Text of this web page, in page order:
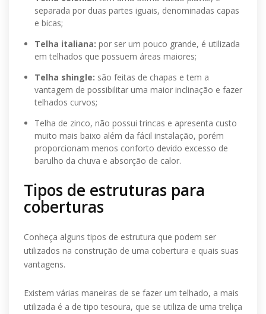
separada por duas partes iguais, denominadas capas
e bicas;
Telha italiana: por ser um pouco grande, é utilizada
em telhados que possuem áreas maiores;
Telha shingle: são feitas de chapas e tem a
vantagem de possibilitar uma maior inclinação e fazer
telhados curvos;
Telha de zinco, não possui trincas e apresenta custo
muito mais baixo além da fácil instalação, porém
proporcionam menos conforto devido excesso de
barulho da chuva e absorção de calor.
Tipos de estruturas para
coberturas
Conheça alguns tipos de estrutura que podem ser
utilizados na construção de uma cobertura e quais suas
vantagens.
Existem várias maneiras de se fazer um telhado, a mais
utilizada é a de tipo tesoura, que se utiliza de uma treliça